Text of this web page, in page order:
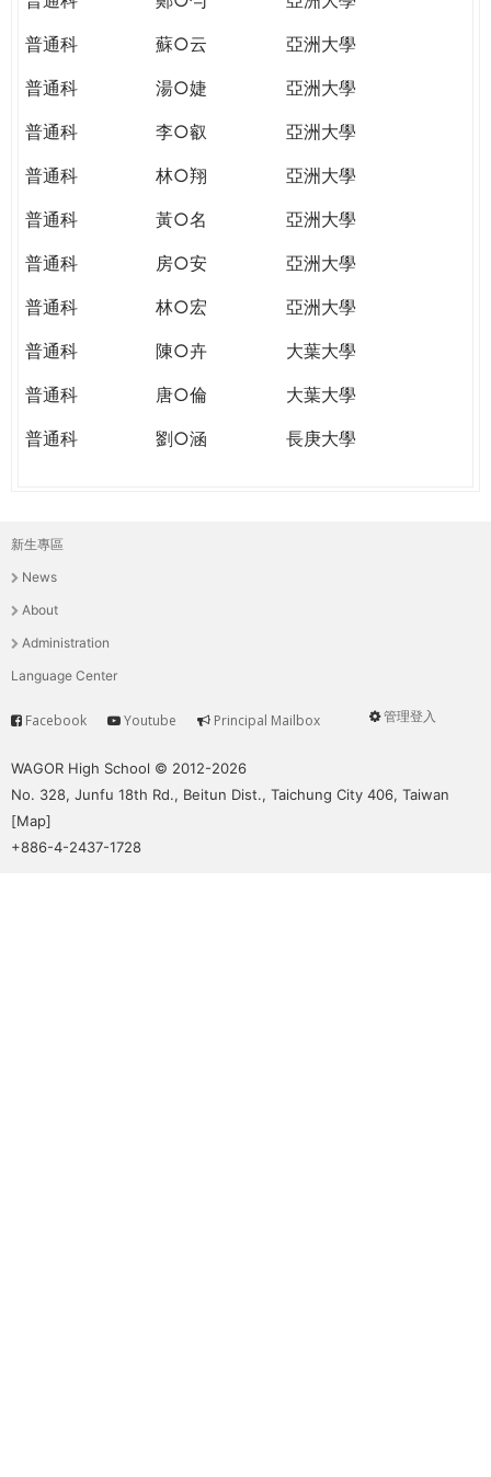
普通科
蘇○云
亞洲大學
普通科
湯○婕
亞洲大學
普通科
李○叡
亞洲大學
普通科
林○翔
亞洲大學
普通科
黃○名
亞洲大學
普通科
房○安
亞洲大學
普通科
林○宏
亞洲大學
普通科
陳○卉
大葉大學
普通科
唐○倫
大葉大學
普通科
劉○涵 長庚大學
主
選
單
新生專區
News
About
Administration
Language Center
User
管理登入
Service
Facebook Youtube Principal Mailbox
WAGOR High School © 2012-2026
No. 328, Junfu 18th Rd., Beitun Dist., Taichung City 406, Taiwan
[Map]
+886-4-2437-1728